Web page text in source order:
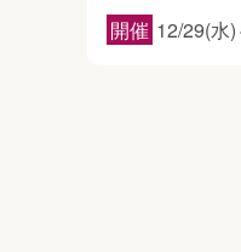
開催 12/29(水